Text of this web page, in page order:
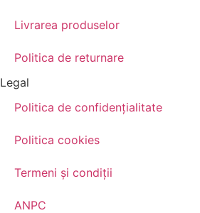
Livrarea produselor
Politica de returnare
Legal
Politica de confidenţialitate
Politica cookies
Termeni şi condiţii
ANPC